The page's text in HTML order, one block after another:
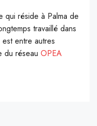
qui réside à Palma de
travaillé dans
est entre autres
du réseau OPEA